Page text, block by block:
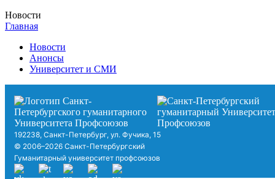
Новости
Главная
Новости
Анонсы
Университет и СМИ
192238, Санкт-Петербург, ул. Фучика, 15
© 2006–2026 Санкт-Петербургский
Гуманитарный университет профсоюзов